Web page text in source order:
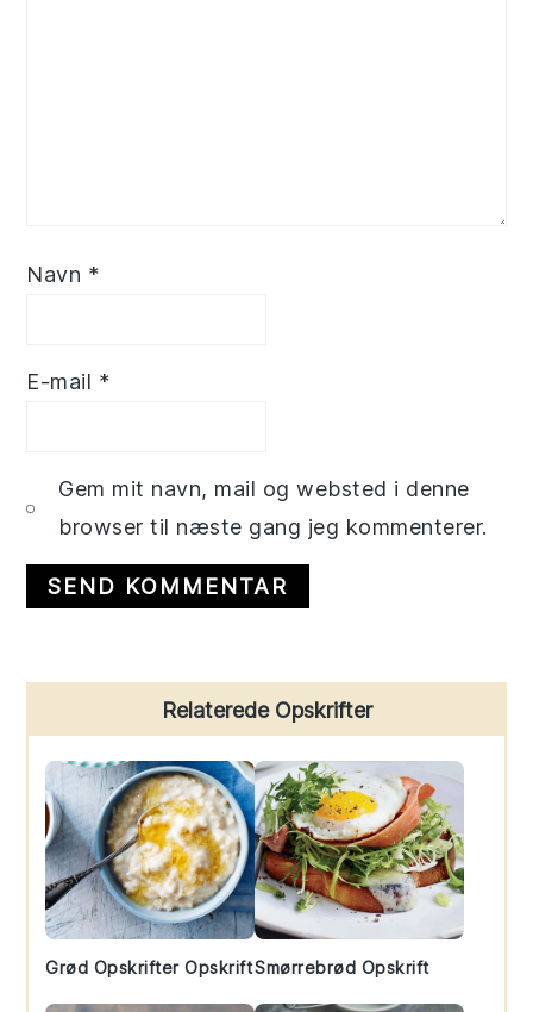
Navn *
E-mail *
Gem mit navn, mail og websted i denne
browser til næste gang jeg kommenterer.
Sidebar
Relaterede Opskrifter
Grød Opskrifter OpskriftSmørrebrød Opskrift